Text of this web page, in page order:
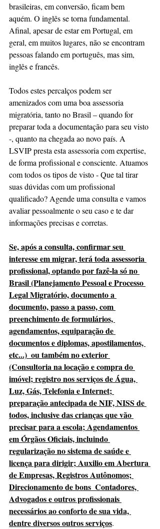
brasileiras, em conversão, ficam bem
aquém. O inglês se torna fundamental.
Afinal, apesar de estar em Portugal, em
geral, em muitos lugares, não se encontram
pessoas falando em português, mas sim,
inglês e francês.
Todos estes percalços podem ser
amenizados com uma boa assessoria
migratória, tanto no Brasil – quando for
preparar toda a documentação para seu visto
-, quanto na chegada ao novo país. A
LSVIP presta esta assessoria com expertise,
de forma profissional e consciente. Atuamos
com todos os tipos de visto - Que tal tirar
suas dúvidas com um profissional
qualificado? Agende uma consulta e vamos
avaliar pessoalmente o seu caso e te dar
informações precisas e corretas.
Se, após a consulta, confirmar seu
interesse em migrar, terá toda assessoria
profissional, optando por fazê-la só no
Brasil (Planejamento Pessoal e Processo
Legal Migratório, documento a
documento, passo a passo, com
preenchimento de formulários,
agendamentos, equiparação de
documentos e diplomas, apostilamentos,
etc...)  ou também no exterior
(Consultoria na locação e compra do
imóvel; registro nos serviços de Água,
Luz, Gás, Telefonia e Internet;
preparação antecipada de NIF, NISS de
todos, inclusive das crianças que vão
precisar para a escola; Agendamentos
em Órgãos Oficiais, incluindo
regularização no sistema de saúde e
licença para dirigir; Auxilio em Abertura
de Empresas, Registros Autônomos;
Direcionamento de bons  Contadores,
Advogados e outros profissionais
necessários ao conforto de sua vida,
dentre diversos outros serviços.